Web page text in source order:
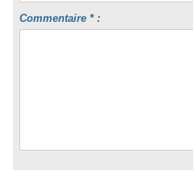
Commentaire * :